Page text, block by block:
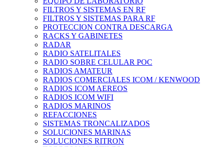
FILTROS Y SISTEMAS EN RF
FILTROS Y SISTEMAS PARA RF
PROTECCION CONTRA DESCARGA
RACKS Y GABINETES
RADAR
RADIO SATELITALES
RADIO SOBRE CELULAR POC
RADIOS AMATEUR
RADIOS COMERCIALES ICOM / KENWOOD
RADIOS ICOM AEREOS
RADIOS ICOM WIFI
RADIOS MARINOS
REFACCIONES
SISTEMAS TRONCALIZADOS
SOLUCIONES MARINAS
SOLUCIONES RITRON